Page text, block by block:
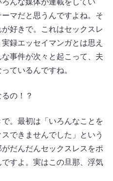
んな媒体が連載をしてい
マだと思うんですよね。そ
好きで。これはセックスレ
録エッセイマンガとは思え
事件が次々と起こって、夫
ているんですね。
の！？
。最初は「いろんなことを
できませんでした」という
だんだんセックスレスをポ
すよ。実はこの旦那、浮気